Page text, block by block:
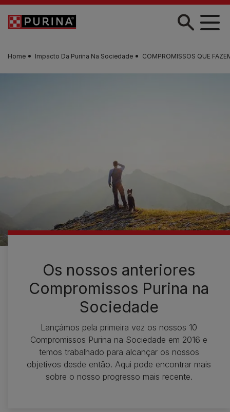
Skip to main content
Home Impacto Da Purina Na Sociedade COMPROMISSOS QUE
Os nossos anteriores
Compromissos Purina na
Sociedade
Lançámos pela primeira vez os nossos 10
Compromissos Purina na Sociedade em 2016 e
temos trabalhado para alcançar os nossos
objetivos desde então. Aqui pode encontrar mais
sobre o nosso progresso mais recente.